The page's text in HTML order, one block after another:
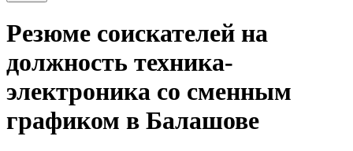
Резюме соискателей на
должность техника-
электроника со сменным
графиком в Балашове